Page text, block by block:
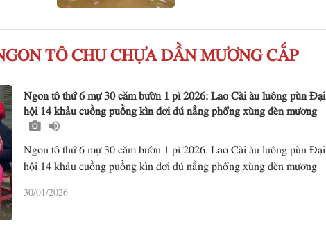
TÔ CHU CHỰA DẦN MƯƠNG CẮP
Ngon tô thứ 6 mự 30 căm bườn 1 pì 2026: Lao Cài àu luông pùn Đại
hội 14 khảu cuồng puồng kìn đơi dú nẳng phổng xùng đèn mương
Ngon tô thứ 6 mự 30 căm bườn 1 pì 2026: Lao Cài àu luông pùn Đại
hội 14 khảu cuồng puồng kìn đơi dú nẳng phổng xùng đèn mương
30/01/2026